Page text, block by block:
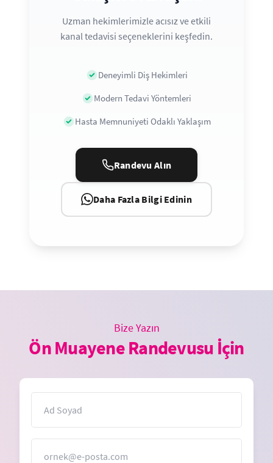
Uzman hekimlerimizle acısız ve etkili
kanal tedavisi seçeneklerini keşfedin.
Deneyimli Diş Hekimleri
Modern Tedavi Yöntemleri
Hasta Memnuniyeti Odaklı Yaklaşım
Randevu Alın
Daha Fazla Bilgi Edinin
Bize Yazın
Ön Muayene Randevusu İçin